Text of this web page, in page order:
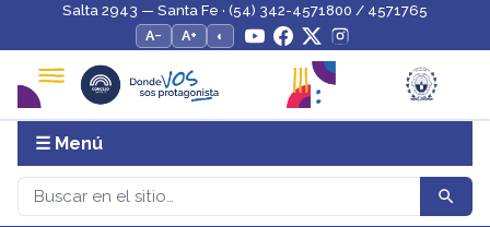
Salta 2943 — Santa Fe · (54) 342-4571800 / 4571765
A−
A+ ◐
☰ Menú